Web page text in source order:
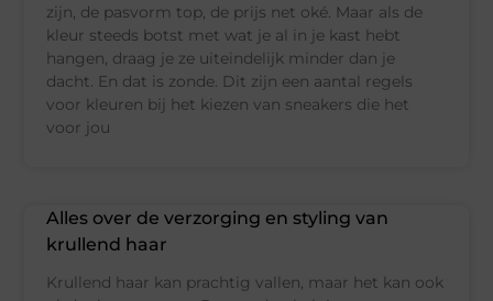
zijn, de pasvorm top, de prijs net oké. Maar als de
kleur steeds botst met wat je al in je kast hebt
hangen, draag je ze uiteindelijk minder dan je
dacht. En dat is zonde. Dit zijn een aantal regels
voor kleuren bij het kiezen van sneakers die het
voor jou
Alles over de verzorging en styling van
krullend haar
Krullend haar kan prachtig vallen, maar het kan ook